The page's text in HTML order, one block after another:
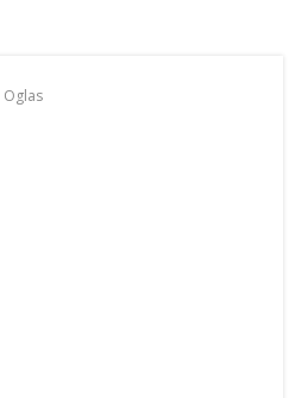
Oglas